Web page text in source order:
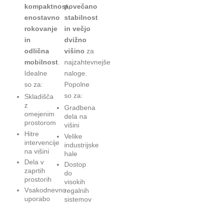
kompaktnost,
enostavno
rokovanje
in
odlična
mobilnost.
Idealne
so za:
Skladišča
z
omejenim
prostorom
Hitre
intervencije
na višini
Dela v
zaprtih
prostorih
Vsakodnevno
uporabo
povečano
stabilnost
in večjo
dvižno
višino za
najzahtevnejše
naloge.
Popolne
so za:
Gradbena
dela na
višini
Velike
industrijske
hale
Dostop
do
visokih
regalnih
sistemov